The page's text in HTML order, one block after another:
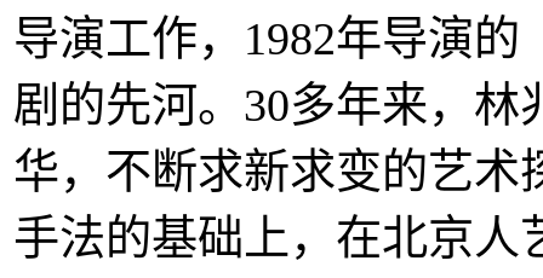
导演工作，1982年导演
剧的先河。30多年来，
华，不断求新求变的艺术
手法的基础上，在北京人